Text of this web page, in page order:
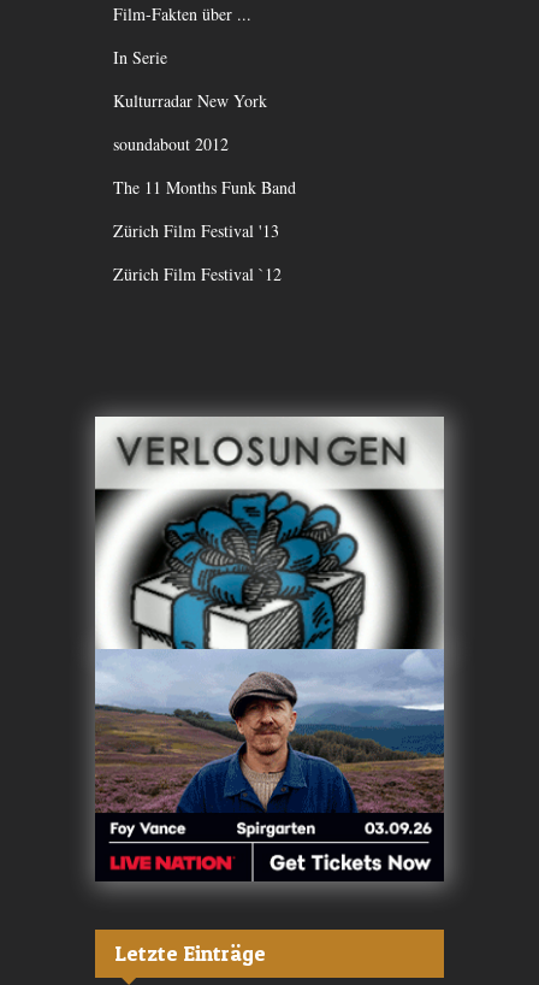
Film-Fakten über ...
In Serie
Kulturradar New York
soundabout 2012
The 11 Months Funk Band
Zürich Film Festival '13
Zürich Film Festival `12
Letzte Einträge